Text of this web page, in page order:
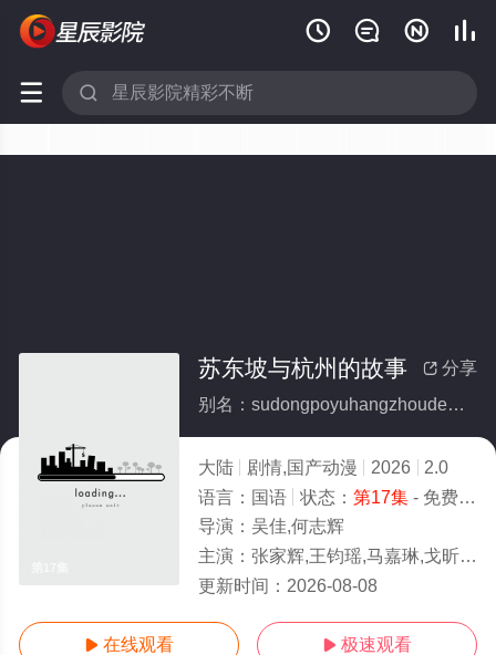
   
 
 分享
苏东坡与杭州的故事
别名：sudongpoyuhangzhoudegushi
大陆 剧情,国产动漫 2026
2.0
语言： 国语 状态： 第17集- 免费在线观看
导演： 吴佳,何志辉
主演： 张家辉,王钧瑶,马嘉琳,戈昕宇,李雨泽,王诩,张加麒,苏阳林,司小幽,小五,顾炎,正正,王辅平,董灿,陈鸿鑫
更新时间： 2026-08-08
 在线观看  极速观看